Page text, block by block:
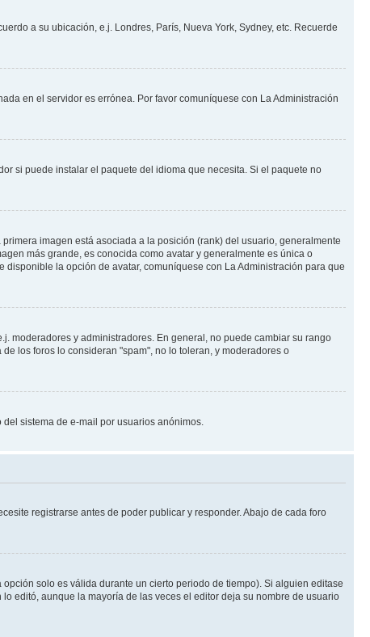
a su ubicación, e.j. Londres, París, Nueva York, Sydney, etc. Recuerde
en el servidor es errónea. Por favor comuníquese con La Administración
si puede instalar el paquete del idioma que necesita. Si el paquete no
imagen está asociada a la posición (rank) del usuario, generalmente
más grande, es conocida como avatar y generalmente es única o
la opción de avatar, comuníquese con La Administración para que
moderadores y administradores. En general, no puede cambiar su rango
los foros lo consideran "spam", no lo toleran, y moderadores o
sistema de e-mail por usuarios anónimos.
registrarse antes de poder publicar y responder. Abajo de cada foro
solo es válida durante un cierto periodo de tiempo). Si alguien editase
editó, aunque la mayoría de las veces el editor deja su nombre de usuario